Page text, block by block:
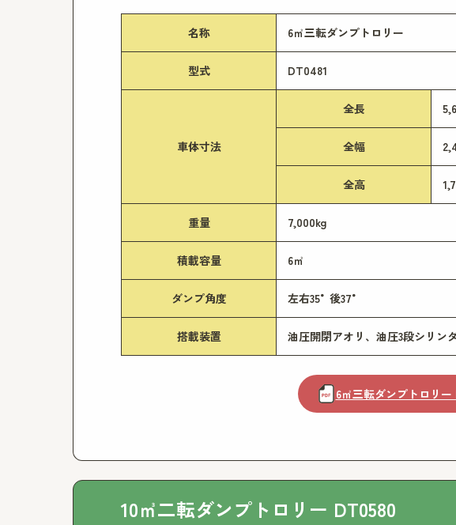
名称 6㎥三転ダンプトロリー
型式 DT0481
車体寸法
全長
全幅
全高
重量 7,000kg
積載容量 6㎥
ダンプ角度 左右35°後37°
搭載装置 油圧開閉アオリ、油圧3段シリン
6㎥三転ダンプトロリ
10㎥二転ダンプトロリー DT0580